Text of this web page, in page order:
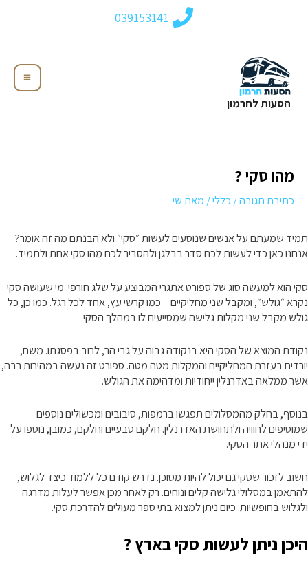
039153141
הסעות לחרמון
מהו סקי ?
כתיבת תגובה/ כללי/ מאתשי
תמיד שמעתם על אנשים שנוסעים לעשות ״סקי״ ולא הבנתם מה זה אומר?
אנחנו כאן כדי לעשות לכם סדר בבלגן ולהסביר לכם מהו סקי אחת ולתמיד.
סקי הוא למעשה סוג של ספורט אתגרי המבוצע על שלג חורפי. מי שעושה סקי
נקרא ״גולש״, ומקבל שני מחליקיים – כמו קרשי עץ, אחד לכל רגל. כמו כן, כל
גולש מקבל שני מקלות גלישה שמסייעים לו במהלך הסקי.
נקודת המוצא של הסקי היא בנקודה גבוה על גבי הר, לרוב בפסגתו. משם,
יורדים בעזרת המחליקיים והמקלות מטה מטה. ספורט זה נעשה במהירות רבה,
אשר ממלאה באדרנלין ייחודיות ומדהימה את הגולש.
בנוסף, בחלק מהמסלולים תפגשו ברמפות, סיבובים ומכשולים נוספים
שמוסיפים לחוויה ולתחושת האדרנלין. חלקם טבעיים וחלקם, כמובן, נוספו על
ידי מנהלי אתר הסקי.
חשוב לזכור שסקי גם יכול להיות מסוכן. נדרש קודם כל ללמוד כיצד לגלוש,
להתאמן במסלולי גלישה קלים ונוחים. רק לאחר מכן אפשר לעלות מדרגה
ולגלוש בחופשיות. כיום ניתן למצוא בתי ספר מעולים להדרכת סקי.
היכן ניתן לעשות סקי בארץ ?